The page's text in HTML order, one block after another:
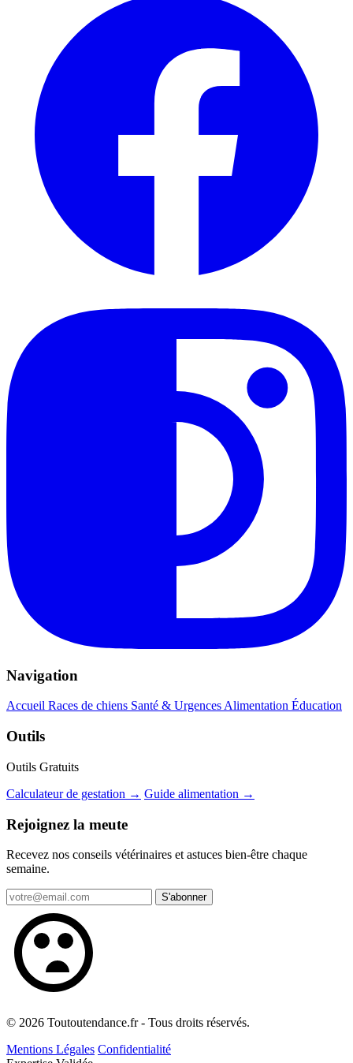
Navigation
Accueil Races de chiens Santé & Urgences Alimentation Éducation
Outils
Outils Gratuits
Calculateur de gestation → Guide alimentation →
Rejoignez la meute
Recevez nos conseils vétérinaires et astuces bien-être chaque
semaine.
S'abonner
© 2026 Toutoutendance.fr - Tous droits réservés.
Mentions Légales Confidentialité